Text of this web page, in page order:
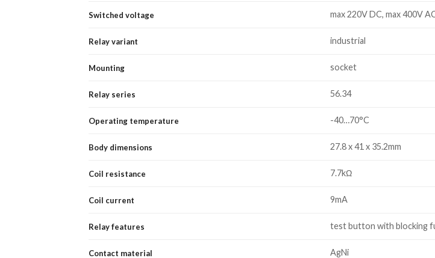
Switched voltage max 220V DC, max 400V
Relay variant industrial
Mounting socket
Relay series 56.34
Operating temperature -40…70°C
Body dimensions 27.8 x 41 x 35.2mm
Coil resistance 7.7kΩ
Coil current 9mA
Relay features test button with blocking
Contact material AgNi